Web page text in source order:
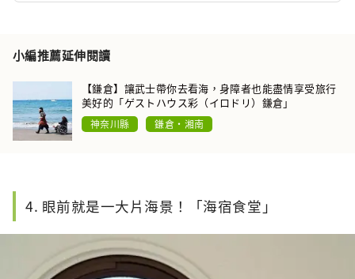
小編推薦延伸閱讀
【鎌倉】讓武士帶你去看海，身障者也能盡情享受旅行
美好的「ゲストハウス彩（イロドリ）鎌倉」
神奈川縣 鎌倉・湘南
4. 眼前就是一大片海景！「海宿食堂」